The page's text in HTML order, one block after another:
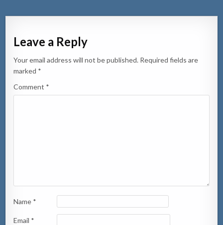
Leave a Reply
Your email address will not be published. Required fields are
marked *
Comment *
Name *
Email *